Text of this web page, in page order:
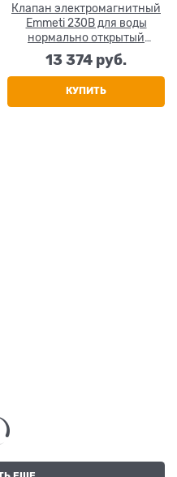
Клапан электромагнитный
Emmeti 230В для воды
нормально открытый
(закрытие по сигналу) 1"
13 374 руб.
КУПИТЬ